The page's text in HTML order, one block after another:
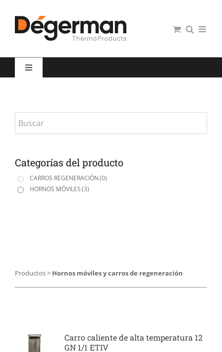
contenido
Toggle
Hospitales
Panaderías y Pastelerías
Servicio domiciliario
91 629 17 10
Productos> Hornos móviles y carros de regeneración
Carro caliente de alta temperatura 12
GN 1/1 ETIV
Categorías del producto
CARROS REGENERACIÓN(0)
HORNOS MÓVILES(3)